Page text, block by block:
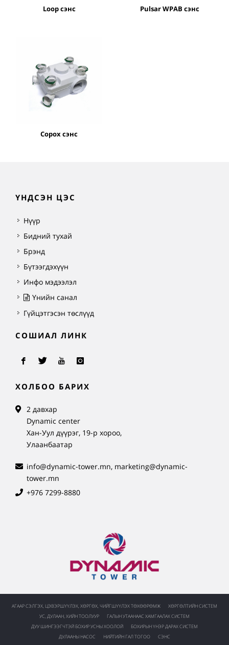
АГААР СЭЛГЭХ, ЦЭВЭРШҮҮЛЭХ, ХӨРГӨХ, ЧИЙГШҮҮЛЭХ ТӨХӨӨРӨМЖ
ХӨРГӨЛТИЙН СИСТЕМ
УС, ДУЛААН, ХИЙН ТООЛУУР
ГАЛЫН УТААНААС ХАМГААЛАХ СИСТЕМ
ДУУ ШИНГЭЭГЧТЭЙ БОХИР УСНЫ ХООЛОЙ
БОХИРЫН ҮНЭР ДАРАХ СИСТЕМ
ДУЛААНЫ НАСОС
НИЙТИЙН ГАЛ ТОГОО
СЭНС
Loop сэнс Pulsar WPAB сэнс
Сорох сэнс
ҮНДСЭН ЦЭС
Нүүр
Бидний тухай
Брэнд
Бүтээгдэхүүн
Инфо мэдээлэл
Үнийн санал
Гүйцэтгэсэн төслүүд
СОШИАЛ ЛИНК
ХОЛБОО БАРИХ
2 давхар
Dynamic center
Хан-Уул дүүрэг, 19-р хороо,
Улаанбаатар
info@dynamic-tower.mn, marketing@dynamic-
tower.mn
+976 7299-8880